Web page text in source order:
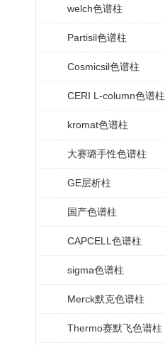
welch色谱柱
Partisil色谱柱
Cosmicsil色谱柱
CERI L-column色谱柱
kromat色谱柱
大赛璐手性色谱柱
GE层析柱
国产色谱柱
CAPCELL色谱柱
sigma色谱柱
Merck默克色谱柱
Thermo赛默飞色谱柱